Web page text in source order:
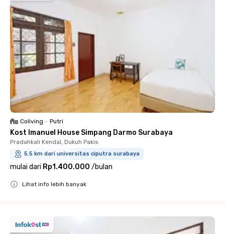
Coliving • Putri
Kost Imanuel House Simpang Darmo Surabaya
Pradahkali Kendal, Dukuh Pakis
5.5 km dari universitas ciputra surabaya
mulai dari Rp1.400.000 /bulan
Lihat info lebih banyak